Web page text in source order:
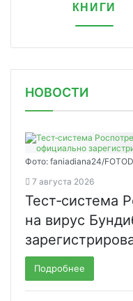
КНИГИ
НОВОСТИ
Фото: faniadiana24/
7 августа 2026
Тест‑система
на вирус
Подробнее